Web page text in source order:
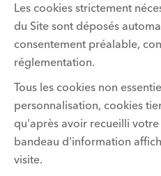
Les cookies strictement
du Site sont déposés
consentement préalable,
réglementation.
Tous les cookies non
personnalisation, cookies
qu'après avoir recueilli
bandeau d'information
visite.